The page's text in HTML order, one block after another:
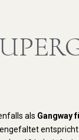
als Gangway
entspricht